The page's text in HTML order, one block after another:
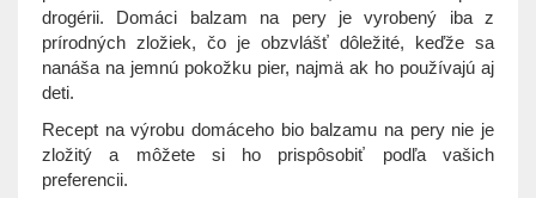
drogérii. Domáci balzam na pery je vyrobený iba z
prírodných zložiek, čo je obzvlášť dôležité, keďže sa
nanáša na jemnú pokožku pier, najmä ak ho používajú aj
deti.
Recept na výrobu domáceho bio balzamu na pery nie je
zložitý a môžete si ho prispôsobiť podľa vašich
preferencii.